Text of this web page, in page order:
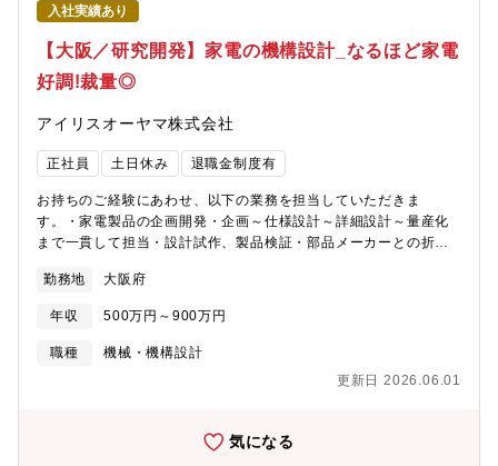
スキルを身につけることができます。■並行して自分に合った業
入社実績あり
【大阪／研究開発】家電の機構設計_なるほど家電
好調!裁量◎
アイリスオーヤマ株式会社
正社員 土日休み 退職金制度有
お持ちのご経験にあわせ、以下の業務を担当していただきま
す。・家電製品の企画開発・企画～仕様設計～詳細設計～量産化
まで一貫して担当・設計試作、製品検証・部品メーカーとの折
庫(大型白物家電）・サイクロンクリーナー・調理家電（ミキサー/
電子レンジ等）・空調家電（サーキュレーター/扇風機等）・電子
文具（シュレッダー/ラミネーター等）・理美容家電など同社は、
自社で企画から開発、製造まで一貫して行っており裁量権をもっ
す・30代～50代活躍中。経験豊かなキャリア社員が活躍していま
を持ちチャレンジできる人・失敗しても次に活かせるプラス思
考・量産品に携わることに喜びを感じられる（多くの人に使われ
勤務地 大阪府
年収 500万円～900万円
職種
機械・機構設計
更新日 2026.06.01
気になる